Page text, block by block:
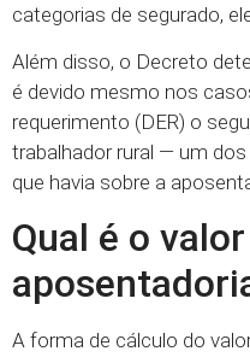
categorias de segurado,
Além disso, o Decreto
é devido mesmo nos
requerimento (DER) o
trabalhador rural — um
que havia sobre a
Qual é o
A forma de cálculo do